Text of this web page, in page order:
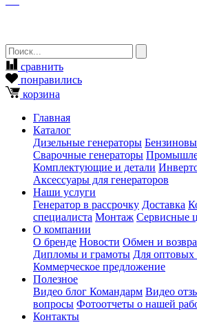
сравнить
понравились
корзина
Главная
Каталог
Дизельные генераторы
Сварочные генераторы
Комплектующие и детали
Аксессуары для генераторов
Наши услуги
Генератор в рассрочку Доставка
специалиста Монтаж Сервисные
О компании
О бренде Новости Обмен и
Дипломы и грамоты Для оптовых
Коммерческое предложение
Полезное
Видео блог Командарм Видео
вопросы Фотоотчеты о нашей
Контакты